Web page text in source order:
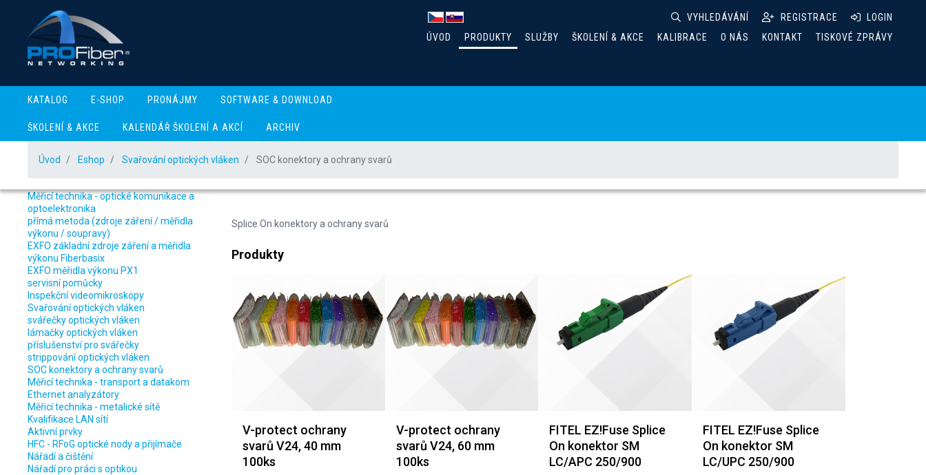
VYHLEDÁVÁNÍ REGISTRACE
LOGIN
ÚVOD
PRODUKTY SLUŽBY ŠKOLENÍ & AKCE KALIBRACE O NÁS KONTAKT TISKOVÉ ZPRÁVY
KATALOG E-SHOP PRONÁJMY SOFTWARE & DOWNLOAD
ŠKOLENÍ & AKCE KALENDÁŘ ŠKOLENÍ A AKCÍ ARCHIV
Úvod Eshop Svařování optických vláken
SOC konektory a ochrany svarů
Měřicí technika - optické komunikace a
optoelektronika
přímá metoda (zdroje záření / měřidla
výkonu / soupravy)
EXFO základní zdroje záření a měřidla
výkonu Fiberbasix
EXFO měřidla výkonu PX1
servisní pomůcky
Inspekční videomikroskopy
Svařování optických vláken
svářečky optických vláken
lámačky optických vláken
příslušenství pro svářečky
strippování optických vláken
SOC konektory a ochrany svarů
Měřicí technika - transport a datakom
Ethernet analyzátory
Měřicí technika - metalické sítě
Kvalifikace LAN sítí
Aktivní prvky
HFC - RFoG optické nody a přijímače
Nářadí a čištění
Nářadí pro práci s optikou
SOC konektory a ochrany svarů
Splice On konektory a ochrany svarů
Produkty
V-protect ochrany
svarů V24, 40 mm
100ks
V-protect ochrany
svarů V24, 60 mm
100ks
FITEL EZ!Fuse Splice
On konektor SM
LC/APC 250/900
FITEL EZ!Fuse Splice
On konektor SM
LC/UPC 250/900